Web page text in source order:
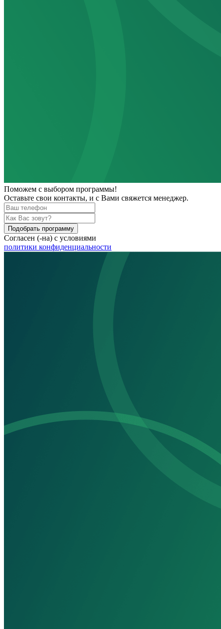
Поможем с выбором программы!
Оставьте свои контакты, и с Вами свяжется менеджер.
Подобрать программу
Согласен (-на) с условиями
политики конфиденциальности